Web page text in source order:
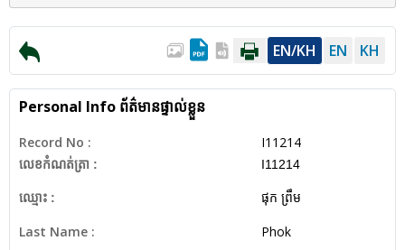
EN/KH EN KH
Personal Info ព័ត៌មានផ្ទាល់ខ្លួន
Record No :
លេខកំណត់ត្រា :
I11214
I11214
ឈ្មោះ : ផុក ព្រឹម
Last Name :
Phok